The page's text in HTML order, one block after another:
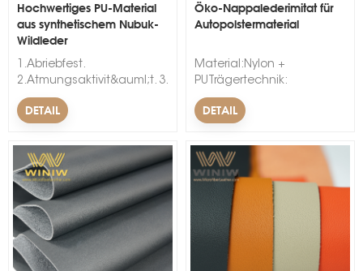
Hochwertiges PU-Material
aus synthetischem Nubuk-
Wildleder
1.Abriebfest.
2.Atmungsaktivit&auml;t. 3.
Frei von Schwermetallen.
&nbsp; &nbsp;
DETAIL
Öko-Nappalederimitat für
Autopolstermaterial
Material:Nylon +
PUTrägertechnik:
VliesMuster: geprägtBreite:
54/55 Zoll, 1,37
Autositzbezug,
Fahrzeugtüren,
Fahrzeugstrafe,
Armaturenbrett,
Lenkradbezug, Autodach,
Kopfstütze,
Autoinnenpolsterung,
ArmlehneFeature:
DETAIL